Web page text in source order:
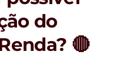
do
🔴